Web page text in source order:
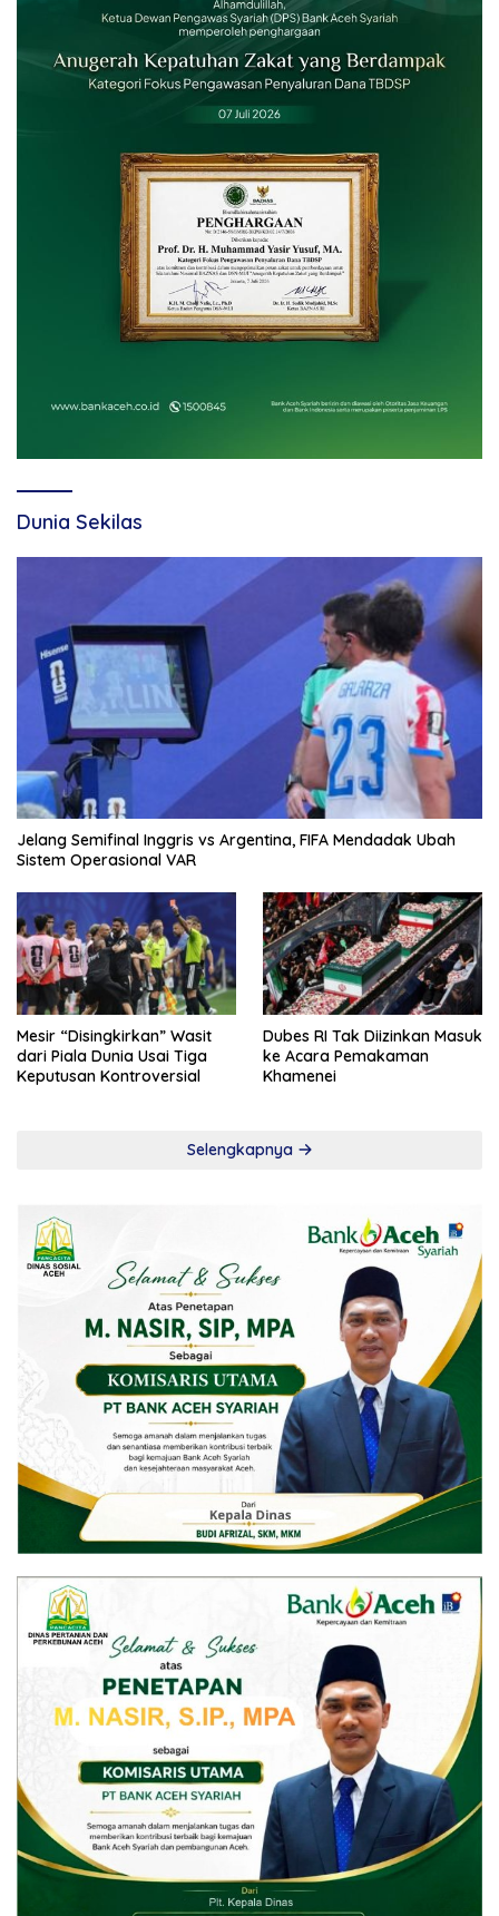
Dunia Sekilas
Jelang Semifinal Inggris vs Argentina, FIFA Mendadak Ubah
Sistem Operasional VAR
Mesir “Disingkirkan” Wasit
dari Piala Dunia Usai Tiga
Keputusan Kontroversial
Dubes RI Tak Diizinkan Masuk
ke Acara Pemakaman
Khamenei
Selengkapnya